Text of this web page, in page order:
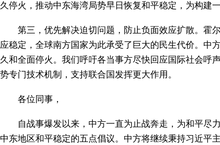
久停火，推动中东海湾局势早日恢复和平稳定，为构建
第三，优先解决迫切问题，防止负面效应扩散。霍
应稳定，全球南方国家为此承受了巨大的民生代价。中
久和全面停火。我们呼吁各当事方尽快回应国际社会呼
势专门技术机制，支持联合国发挥更大作用。
各位同事，
自战事爆发以来，中方一直为止战奔走，为和平尽
中东地区和平稳定的五点倡议。中方将继续秉持习近平